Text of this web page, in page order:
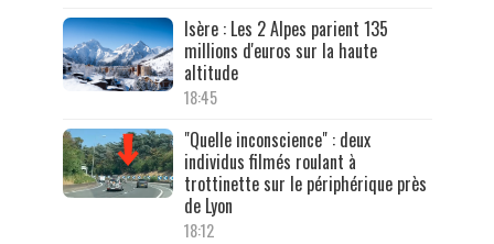
Isère : Les 2 Alpes parient 135
millions d'euros sur la haute
altitude
18:45
"Quelle inconscience" : deux
individus filmés roulant à
trottinette sur le périphérique près
de Lyon
18:12